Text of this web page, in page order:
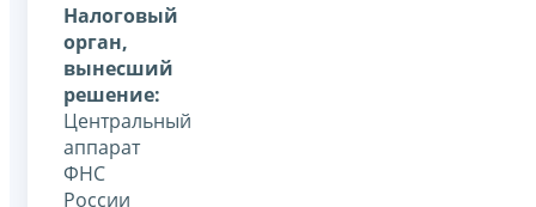
Налоговый
орган,
вынесший
решение:
Центральный
аппарат
ФНС
России